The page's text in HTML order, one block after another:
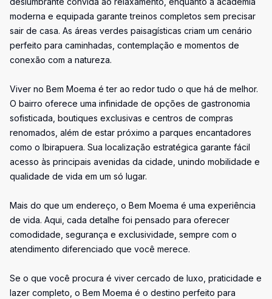
moderna e equipada garante treinos completos sem precisar
sair de casa. As áreas verdes paisagísticas criam um cenário
perfeito para caminhadas, contemplação e momentos de
conexão com a natureza.
Viver no Bem Moema é ter ao redor tudo o que há de melhor.
O bairro oferece uma infinidade de opções de gastronomia
sofisticada, boutiques exclusivas e centros de compras
renomados, além de estar próximo a parques encantadores
como o Ibirapuera. Sua localização estratégica garante fácil
acesso às principais avenidas da cidade, unindo mobilidade e
qualidade de vida em um só lugar.
Mais do que um endereço, o Bem Moema é uma experiência
de vida. Aqui, cada detalhe foi pensado para oferecer
comodidade, segurança e exclusividade, sempre com o
atendimento diferenciado que você merece.
Se o que você procura é viver cercado de luxo, praticidade e
lazer completo, o Bem Moema é o destino perfeito para